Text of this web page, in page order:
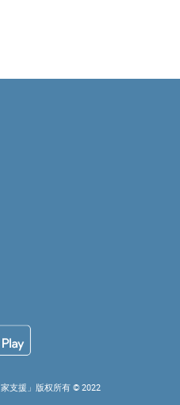
支援」版权所有 ©️ 2022